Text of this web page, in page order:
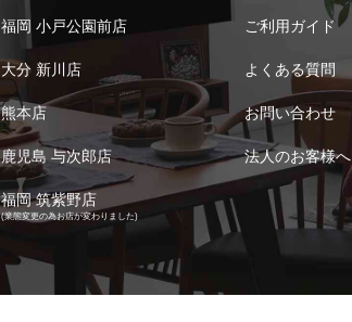
福岡 小戸公園前店
大分 新川店
熊本店
鹿児島 与次郎店
福岡 筑紫野店
(業態変更の為お店が変わりました)
ご利用ガイド
よくある質問
お問い合わせ
法人のお客様へ